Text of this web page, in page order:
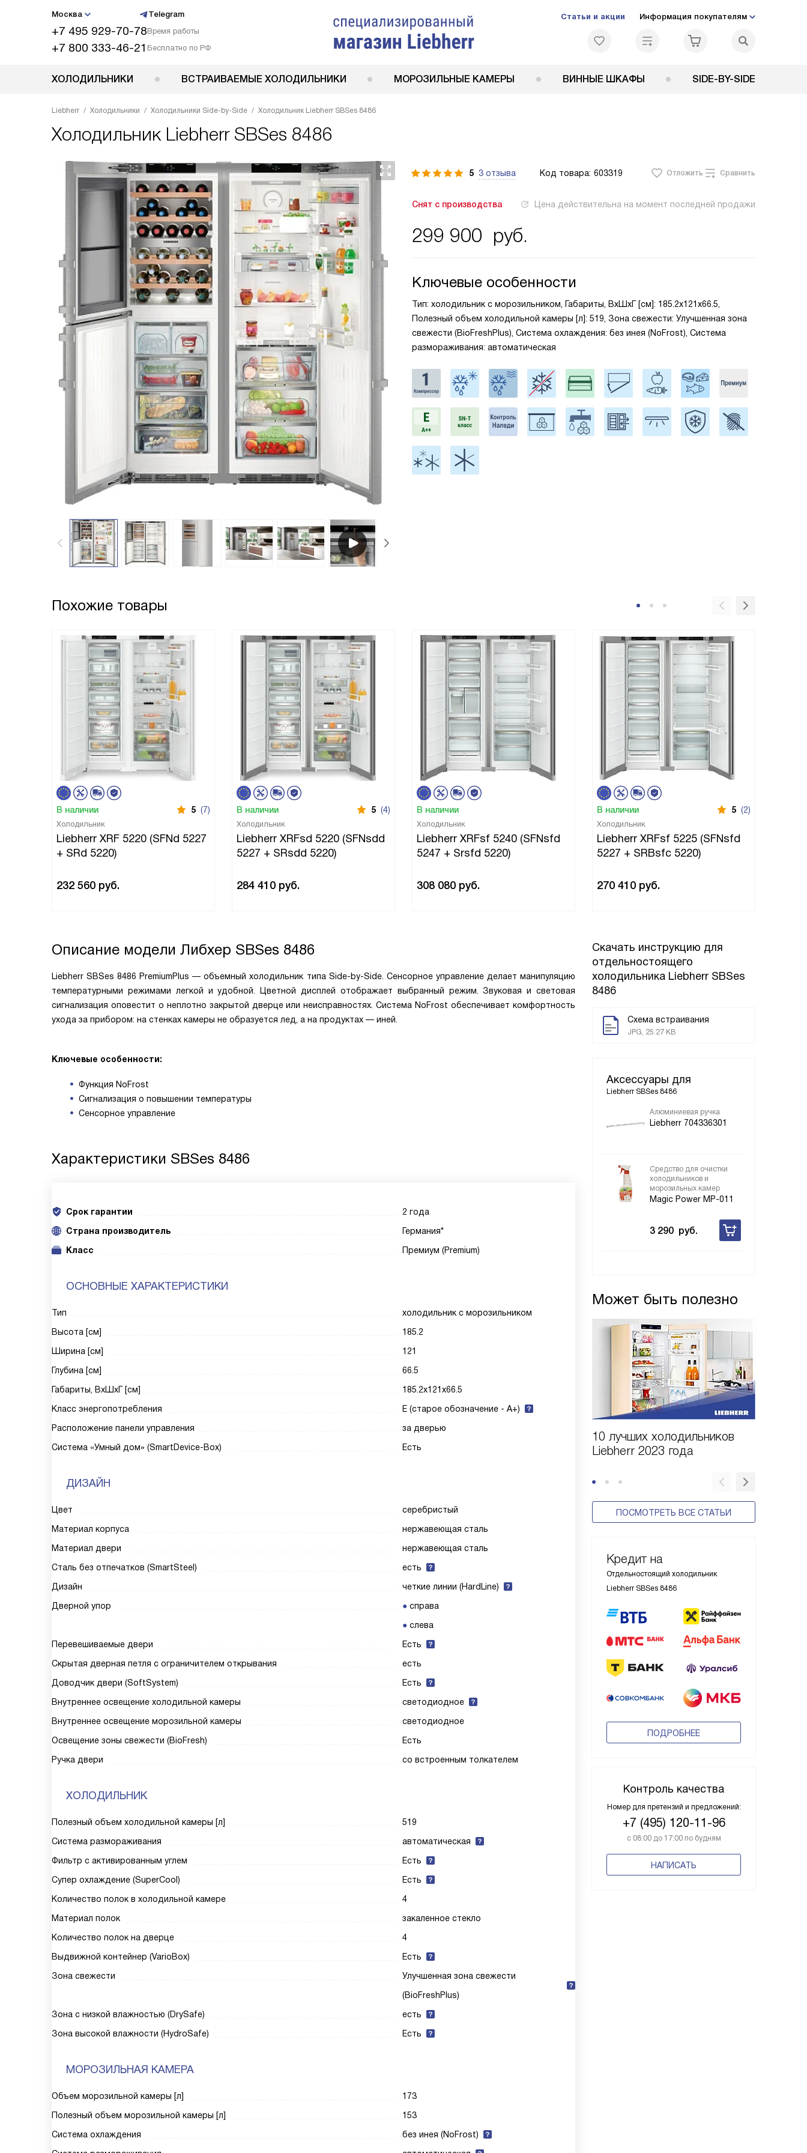
Москва Telegram
+7 495 929-70-78Время работы
+7 800 333-46-21 Бесплатно по РФ
Статьи и акции Информация покупателям
ХОЛОДИЛЬНИКИ ВСТРАИВАЕМЫЕ ХОЛОДИЛЬНИКИ МОРОЗИЛЬНЫЕ КАМЕРЫ ВИННЫЕ ШКАФЫ SIDE-BY-SIDE
Liebherr Холодильники Холодильники Side-by-Side Холодильник Liebherr SBSes 8486
Холодильник Liebherr SBSes 8486
5 3 отзыва Код товара: 603319 Отложить Сравнить
Снят с производства Цена действительна на момент последней продажи
299 900 руб.
Ключевые особенности
Тип: холодильник с морозильником, Габариты, ВxШxГ [см]: 185.2x121x66.5,
Полезный объем холодильной камеры [л]: 519, Зона свежести: Улучшенная зона
свежести (BioFreshPlus), Система охлаждения: без инея (NoFrost), Система
размораживания: автоматическая
Похожие товары
В наличии 5 (7)
Холодильник
Liebherr XRF 5220 (SFNd 5227
+ SRd 5220)
232 560 руб.
В наличии 5 (4)
Холодильник
Liebherr XRFsd 5220 (SFNsdd
5227 + SRsdd 5220)
284 410 руб.
В наличии
Холодильник
Liebherr XRFsf 5240 (SFNsfd
5247 + Srsfd 5220)
308 080 руб.
В наличии 5 (2)
Холодильник
Liebherr XRFsf 5225 (SFNsfd
5227 + SRBsfc 5220)
270 410 руб.
Скачать инструкцию для
отдельностоящего
холодильника Liebherr SBSes
8486
Схема встраивания
JPG, 25.27 KB
Аксессуары для
Liebherr SBSes 8486
Алюминиевая ручка
Liebherr 704336301
Средство для очистки
холодильников и
морозильных камер
Magic Power MP-011
3 290 руб.
Может быть полезно
10 лучших холодильников
Liebherr 2023 года
ПОСМОТРЕТЬ ВСЕ СТАТЬИ
Кредит на
Отдельностоящий холодильник
Liebherr SBSes 8486
ПОДРОБНЕЕ
Контроль качества
Номер для претензий и предложений:
+7 (495) 120-11-96
с 08:00 до 17:00 по будням
НАПИСАТЬ
Описание модели Либхер SBSes 8486
Liebherr SBSes 8486 PremiumPlus — объемный холодильник типа Side-by-Side. Сенсорное управление делает манипуляцию
температурными режимами легкой и удобной. Цветной дисплей отображает выбранный режим. Звуковая и световая
сигнализация оповестит о неплотно закрытой дверце или неисправностях. Система NoFrost обеспечивает комфортность
ухода за прибором: на стенках камеры не образуется лед, а на продуктах — иней.
Ключевые особенности:
Функция NoFrost
Сигнализация о повышении температуры
Сенсорное управление
Характеристики SBSes 8486
Срок гарантии
2 года
Cтрана производитель
Германия*
Класс
Премиум (Premium)
ОСНОВНЫЕ ХАРАКТЕРИСТИКИ
Тип
холодильник с морозильником
Высота [см]
185.2
Ширина [см]
121
Глубина [см]
66.5
Габариты, ВxШxГ [см]
185.2x121x66.5
Класс энергопотребления
E (старое обозначение - A+)
Расположение панели управления
за дверью
Система «Умный дом» (SmartDevice-Box)
Есть
ДИЗАЙН
Цвет
серебристый
Материал корпуса
нержавеющая сталь
Материал двери
нержавеющая сталь
Сталь без отпечатков (SmartSteel)
есть
Дизайн
четкие линии (HardLine)
Дверной упор
справа
слева
Перевешиваемые двери
Есть
Скрытая дверная петля с ограничителем открывания
есть
Доводчик двери (SoftSystem)
Есть
Внутреннее освещение холодильной камеры
светодиодное
Внутреннее освещение морозильной камеры
светодиодное
Освещение зоны свежести (BioFresh)
Есть
Ручка двери
со встроенным толкателем
ХОЛОДИЛЬНИК
Полезный объем холодильной камеры [л]
519
Система размораживания
автоматическая
Фильтр с активированным углем
Есть
Супер охлаждение (SuperCool)
Есть
Количество полок в холодильной камере
4
Материал полок
закаленное стекло
Количество полок на дверце
4
Выдвижной контейнер (VarioBox)
Есть
Зона свежести
Улучшенная зона свежести
(BioFreshPlus)
Зона с низкой влажностью (DrySafe)
есть
Зона высокой влажности (HydroSafe)
Есть
МОРОЗИЛЬНАЯ КАМЕРА
Объем морозильной камеры [л]
173
Полезный объем морозильной камеры [л]
153
Система охлаждения
без инея (NoFrost)